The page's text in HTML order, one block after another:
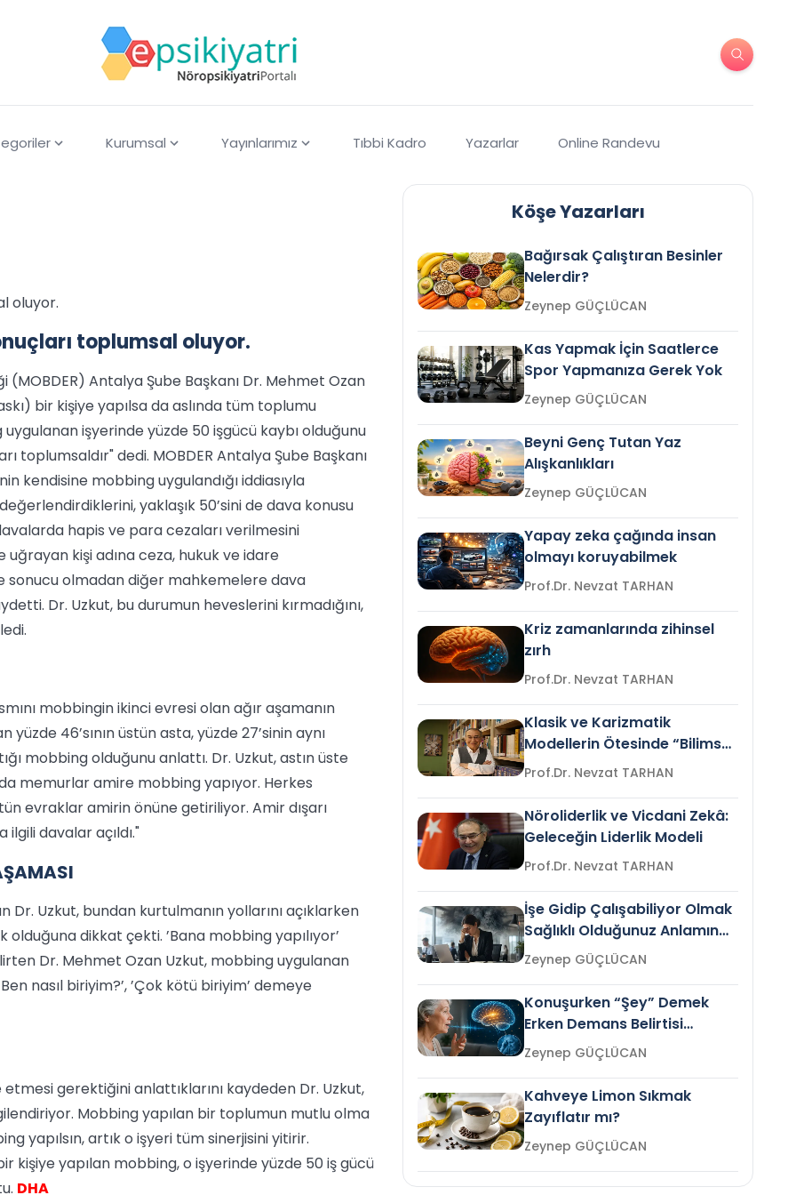
Kurumsal Yayınlarımız Tıbbi Kadro Yazarlar Online Randevu
oluyor.
toplumsal oluyor.
(MOBDER) Antalya Şube Başkanı Dr. Mehmet Ozan
bir kişiye yapılsa da aslında tüm toplumu
işyerinde yüzde 50 işgücü kaybı olduğunu
toplumsaldır" dedi. MOBDER Antalya Şube Başkanı
kendisine mobbing uygulandığı iddiasıyla
yaklaşık 50’sini de dava konusu
hapis ve para cezaları verilmesini
kişi adına ceza, hukuk ve idare
sonucu olmadan diğer mahkemelere dava
Dr. Uzkut, bu durumun heveslerini kırmadığını,
mobbingin ikinci evresi olan ağır aşamanın
46’sının üstün asta, yüzde 27’sinin aynı
mobbing olduğunu anlattı. Dr. Uzkut, astın üste
memurlar amire mobbing yapıyor. Herkes
evraklar amirin önüne getiriliyor. Amir dışarı
ilgili davalar açıldı."
Dr. Uzkut, bundan kurtulmanın yollarını açıklarken
dikkat çekti. ’Bana mobbing yapılıyor’
Dr. Mehmet Ozan Uzkut, mobbing uygulanan
nasıl biriyim?’, ’Çok kötü biriyim’ demeye
gerektiğini anlattıklarını kaydeden Dr. Uzkut,
Mobbing yapılan bir toplumun mutlu olma
yapılsın, artık o işyeri tüm sinerjisini yitirir.
kişiye yapılan mobbing, o işyerinde yüzde 50 iş gücü
DHA
Köşe Yazarları
Bağırsak Çalıştıran Besinler
Nelerdir?
Zeynep GÜÇLÜCAN
Kas Yapmak İçin Saatlerce
Spor Yapmanıza Gerek Yok
Zeynep GÜÇLÜCAN
Beyni Genç Tutan Yaz
Alışkanlıkları
Zeynep GÜÇLÜCAN
Yapay zeka çağında insan
olmayı koruyabilmek
Prof.Dr. Nevzat TARHAN
Kriz zamanlarında zihinsel
zırh
Prof.Dr. Nevzat TARHAN
Klasik ve Karizmatik
Modellerin Ötesinde “Bilimsel
Liderlik”
Prof.Dr. Nevzat TARHAN
Nöroliderlik ve Vicdani Zekâ:
Geleceğin Liderlik Modeli
Prof.Dr. Nevzat TARHAN
İşe Gidip Çalışabiliyor Olmak
Sağlıklı Olduğunuz Anlamına
Gelir mi?Zeynep GÜÇLÜCAN
Konuşurken “Şey” Demek
Erken Demans Belirtisi
Olabilir mi?Zeynep GÜÇLÜCAN
Kahveye Limon Sıkmak
Zayıflatır mı?
Zeynep GÜÇLÜCAN